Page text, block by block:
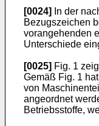
[0024]
In der
Bezugszeichen
vorangehenden
Unterschiede
[0025] Fig. 1
Gemäß Fig. 1
von
angeordnet
Betriebsstoffe,